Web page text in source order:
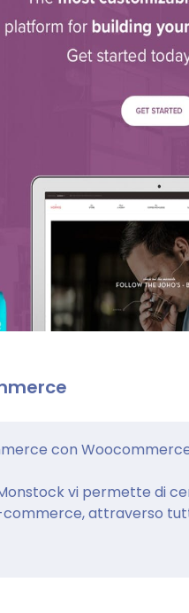
con
vi permette di
attraverso